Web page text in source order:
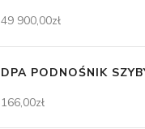
49 900,00zł
DPA PODNOŚNIK
166,00zł